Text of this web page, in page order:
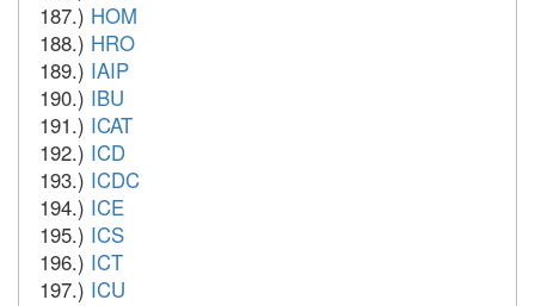
187.) HOM
188.) HRO
189.) IAIP
190.) IBU
191.) ICAT
192.) ICD
193.) ICDC
194.) ICE
195.) ICS
196.) ICT
197.) ICU